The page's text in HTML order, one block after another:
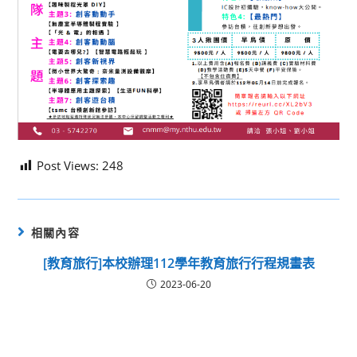
Post Views: 248
相關內容
[教育旅行]本校辦理112學年教育旅行行程規畫表
2023-06-20